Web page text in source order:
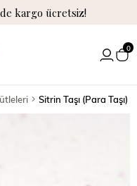
kargo ücretsiz!
0
Sitrin Taşı (Para Taşı)